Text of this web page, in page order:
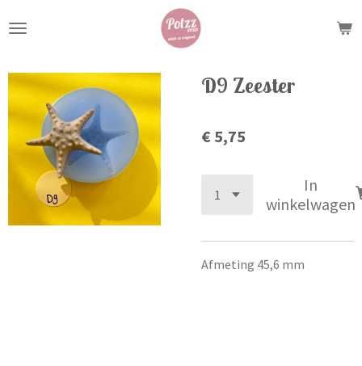
direct
de
hoofdinhoud
D9 Zeester
€ 5,75
In
winkelwagen
Afmeting 45,6 mm